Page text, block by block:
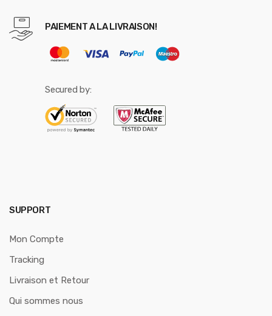
PAIEMENT A LA LIVRAISON!
Secured by:
SUPPORT
Mon Compte
Tracking
Livraison et Retour
Qui sommes nous